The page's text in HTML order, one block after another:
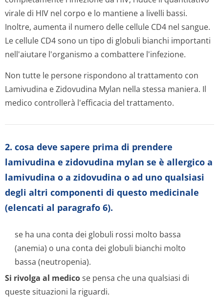
virale di HIV nel corpo e lo mantiene a livelli bassi.
Inoltre, aumenta il numero delle cellule CD4 nel sangue.
Le cellule CD4 sono un tipo di globuli bianchi importanti
nell'aiutare l'organismo a combattere l'infezione.
Non tutte le persone rispondono al trattamento con
Lamivudina e Zidovudina Mylan nella stessa maniera. Il
medico controllerà l'efficacia del trattamento.
2. cosa deve sapere prima di prendere
lamivudina e zidovudina mylan se è allergico a
lamivudina o a zidovudina o ad uno qualsiasi
degli altri componenti di questo medicinale
(elencati al paragrafo 6).
se ha una conta dei globuli rossi molto bassa
(anemia) o una conta dei globuli bianchi molto
bassa (neutropenia).
Si rivolga al medicose pensa che una qualsiasi di
queste situazioni la riguardi.